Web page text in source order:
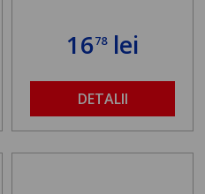
1678lei
DETALII